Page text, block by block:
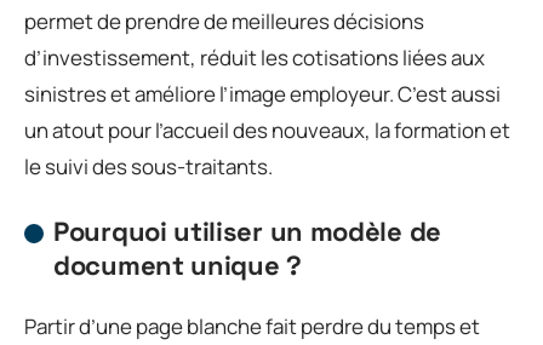
permet de prendre de meilleures décisions
d’investissement, réduit les cotisations liées aux
sinistres et améliore l’image employeur. C’est aussi
un atout pour l’accueil des nouveaux, la formation et
le suivi des sous-traitants.
Pourquoi utiliser un modèle de
document unique ?
Partir d’une page blanche fait perdre du temps et